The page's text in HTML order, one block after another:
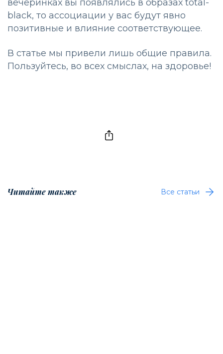
вечеринках вы появлялись в образах total-
black, то ассоциации у вас будут явно
позитивные и влияние соответствующее.
В статье мы привели лишь общие правила.
Пользуйтесь, во всех смыслах, на здоровье!
Читайте также Все статьи